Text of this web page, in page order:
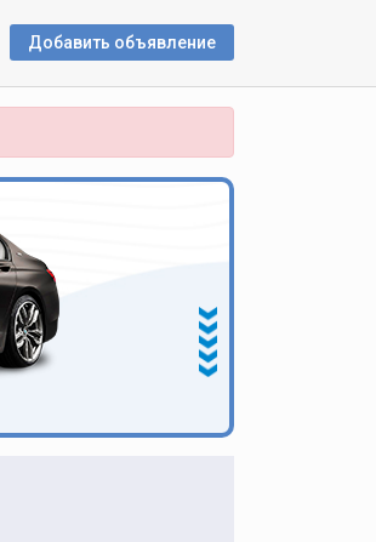
Добавить объявлениe